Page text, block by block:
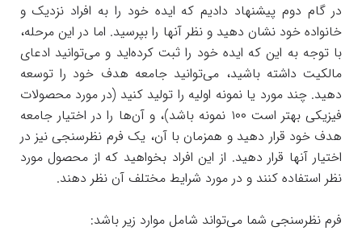
در گام دوم پیشنهاد دادیم که ایده خود را به افراد نزدیک و
خانواده خود نشان دهید و نظر آنها را بپرسید. اما در این مرحله،
با توجه به این که ایده خود را ثبت کرده‌اید و می‌توانید ادعای
مالکیت داشته باشید، می‌توانید جامعه هدف خود را توسعه
دهید. چند مورد یا نمونه اولیه را تولید کنید (در مورد محصولات
فیزیکی بهتر است ۱۰۰ نمونه باشد)، و آن‌ها را در اختیار جامعه
هدف خود قرار دهید و همزمان با آن، یک فرم نظرسنجی نیز در
اختیار آنها قرار دهید. از این افراد بخواهید که از محصول مورد
نظر استفاده کنند و در مورد شرایط مختلف آن نظر دهند.
فرم نظرسنجی شما می‌تواند شامل موارد زیر باشد: